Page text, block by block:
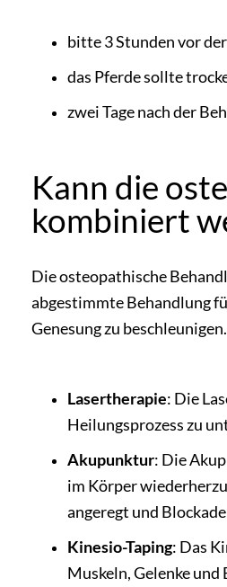
bitte 3 Stunden vor
das Pferde sollte
zwei Tage nach der
Kann die
kombiniert
Die osteopathische
abgestimmte Behandlung
Genesung zu
Lasertherapie: Die
Heilungsprozess zu
Akupunktur: Die
im Körper
angeregt und
Kinesio-Taping: Das
Muskeln, Gelenke